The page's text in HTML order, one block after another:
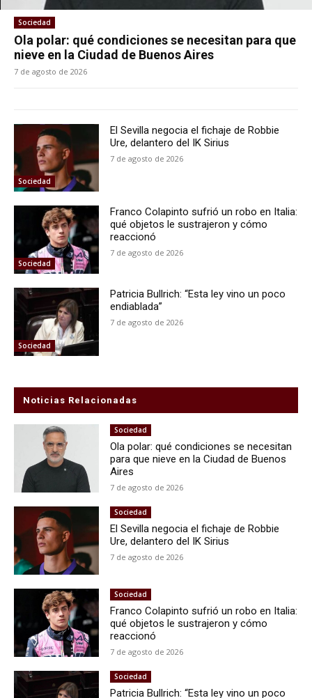
Sociedad
Ola polar: qué condiciones se necesitan para que
nieve en la Ciudad de Buenos Aires
7 de agosto de 2026
Sociedad
El Sevilla negocia el fichaje de Robbie
Ure, delantero del IK Sirius
7 de agosto de 2026
Sociedad
Franco Colapinto sufrió un robo en Italia:
qué objetos le sustrajeron y cómo
reaccionó
7 de agosto de 2026
Sociedad
Patricia Bullrich: “Esta ley vino un poco
endiablada”
7 de agosto de 2026
Noticias Relacionadas
Sociedad
Ola polar: qué condiciones se necesitan
para que nieve en la Ciudad de Buenos
Aires
7 de agosto de 2026
Sociedad
El Sevilla negocia el fichaje de Robbie
Ure, delantero del IK Sirius
7 de agosto de 2026
Sociedad
Franco Colapinto sufrió un robo en Italia:
qué objetos le sustrajeron y cómo
reaccionó
7 de agosto de 2026
Sociedad
Patricia Bullrich: “Esta ley vino un poco